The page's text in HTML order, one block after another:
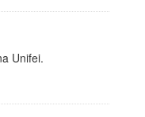
Unifei.